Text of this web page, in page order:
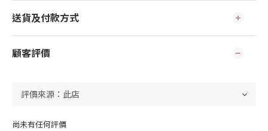
送貨及付款方式
顧客評價
尚未有任何評價